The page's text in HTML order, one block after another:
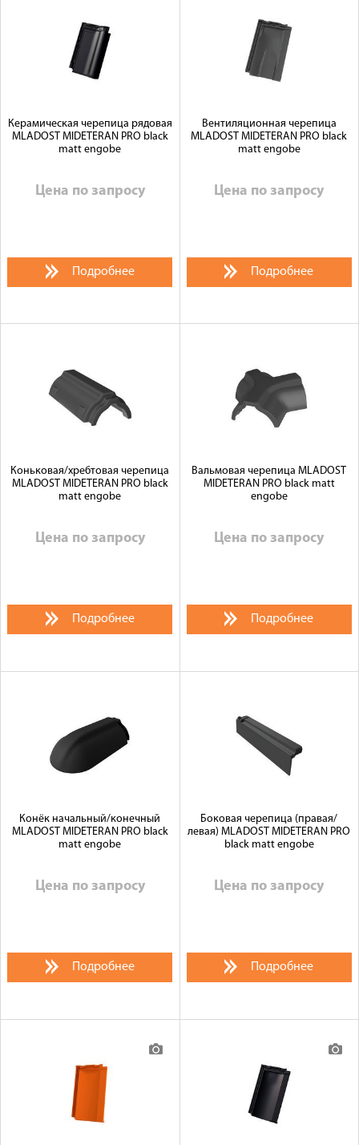
Сотрудничество
Галерея объектов
Керамическая черепица рядовая
MLADOST MIDETERAN PRO black
matt engobe
Цена по запросу
Подробнее
Вентиляционная черепица
MLADOST MIDETERAN PRO black
matt engobe
Цена по запросу
Подробнее
Коньковая/хребтовая черепица
MLADOST MIDETERAN PRO black
matt engobe
Цена по запросу
Подробнее
Вальмовая черепица MLADOST
MIDETERAN PRO black matt
engobe
Цена по запросу
Подробнее
Конёк начальный/конечный
MLADOST MIDETERAN PRO black
matt engobe
Цена по запросу
Подробнее
Боковая черепица (правая/
левая) MLADOST MIDETERAN PRO
black matt engobe
Цена по запросу
Подробнее